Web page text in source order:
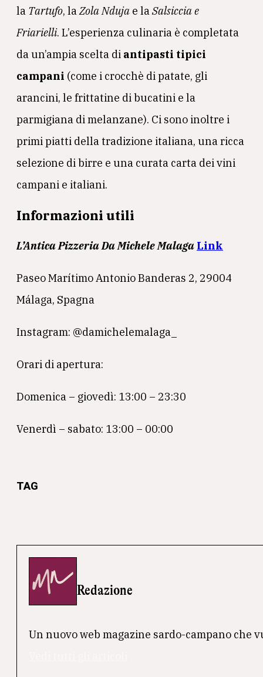
la Tartufo, laZola Nduja e laSalsiccia e
Friarielli. L’esperienza culinaria è completata
da un’ampia scelta di antipasti tipici
campani (come i crocchè di patate, gli
arancini, le frittatine di bucatini e la
parmigiana di melanzane). Ci sono inoltre i
primi piatti della tradizione italiana, una ricca
selezione di birre e una curata carta dei vini
campani e italiani.
Informazioni utili
L’Antica Pizzeria Da Michele Malaga Link
Paseo Marítimo Antonio Banderas 2, 29004
Málaga, Spagna
Instagram: @damichelemalaga_
Orari di apertura:
Domenica – giovedì: 13:00 – 23:30
Venerdì – sabato: 13:00 – 00:00
TAG
Redazione
Un nuovo web magazine sardo-campano che